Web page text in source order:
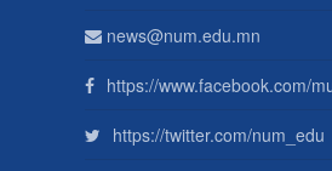
news@num.edu.mn
https://www.facebook.com/
https://twitter.com/num_edu